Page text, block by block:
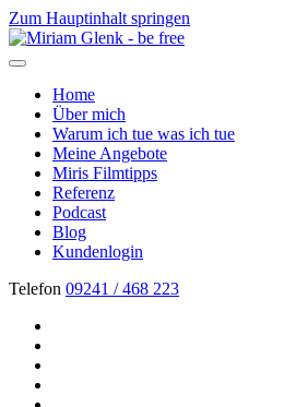
Zum Hauptinhalt springen
Home
Über mich
Warum ich tue was ich tue
Meine Angebote
Miris Filmtipps
Referenz
Podcast
Blog
Kundenlogin
Telefon 09241 / 468 223